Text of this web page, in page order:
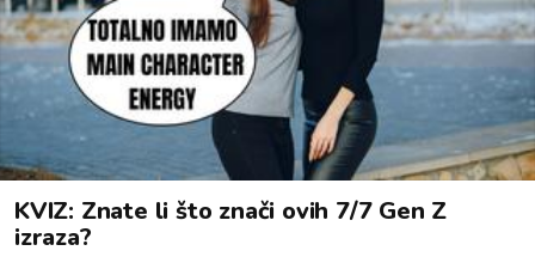
KVIZ: Znate li što znači ovih 7/7 Gen Z
izraza?